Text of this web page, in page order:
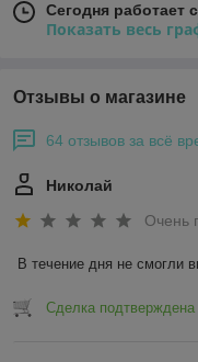
Сегодня работает
Показать весь
Отзывы о магазине
64 отзывов за всё
Николай
Очень
В течение дня не смогли
Сделка подтверждена